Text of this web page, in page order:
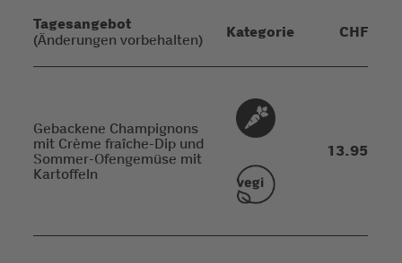
Tagesangebot
(Änderungen vorbehalten) Kategorie CHF
Gebackene Champignons
mit Crème fraîche-Dip und
Sommer-Ofengemüse mit
Kartoffeln
13.95